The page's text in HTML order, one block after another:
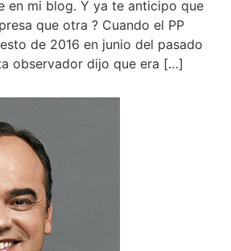
en mi blog. Y ya te anticipo que
que otra ? Cuando el PP
de 2016 en junio del pasado
observador dijo que era […]